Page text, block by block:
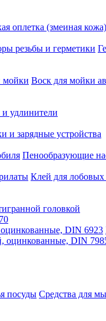
оплетка (змеиная кожа)
резьбы и герметики
мойки Воск для мойки
удлинители
и зарядные устройства
Пенообразующие
Клей для лобовых
головкой
DIN 6923
оцинкованные, DIN
посуды Средства для